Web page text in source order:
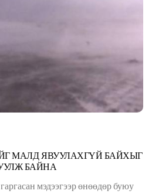
МАЛД ЯВУУЛАХГҮЙ БАЙХЫГ
БАЙНА
мэдээгээр өнөөдөр буюу